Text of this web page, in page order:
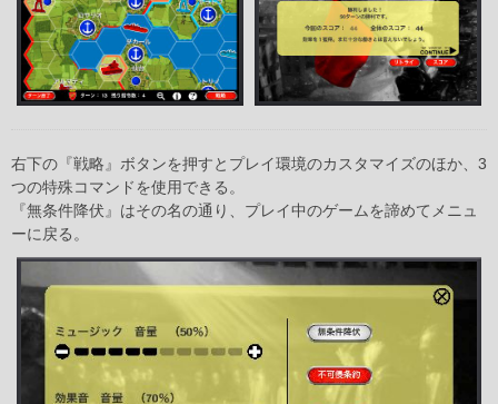
右下の『戦略』ボタンを押すとプレイ環境のカスタマイズのほか、3
つの特殊コマンドを使用できる。
『無条件降伏』はその名の通り、プレイ中のゲームを諦めてメニュ
ーに戻る。